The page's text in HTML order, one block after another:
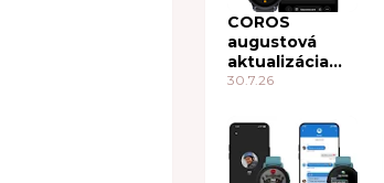
COROS
augustová
aktualizácia
2026: opäť
zaujímavé
funkcie
30.7.26